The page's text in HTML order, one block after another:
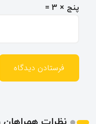
پنج × 3 =